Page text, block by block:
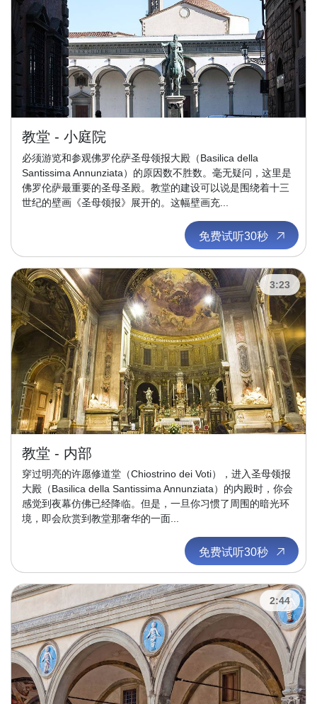
教堂 - 小庭院
必须游览和参观佛罗伦萨圣母领报大殿（Basilica della
Santissima Annunziata）的原因数不胜数。毫无疑问，这里是
佛罗伦萨最重要的圣母圣殿。教堂的建设可以说是围绕着十三
世纪的壁画《圣母领报》展开的。这幅壁画充...
免费试听30秒
3:23
教堂 - 内部
穿过明亮的许愿修道堂（Chiostrino dei Voti），进入圣母领报
大殿（Basilica della Santissima Annunziata）的内殿时，你会
感觉到夜幕仿佛已经降临。但是，一旦你习惯了周围的暗光环
境，即会欣赏到教堂那奢华的一面...
免费试听30秒
2:44